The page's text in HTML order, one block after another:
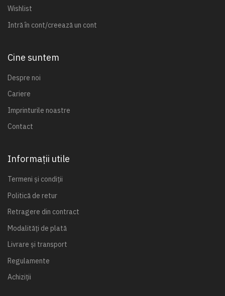
Wishlist
Intră în cont/creează un cont
Cine suntem
Despre noi
Cariere
Imprinturile noastre
Contact
Informații utile
Termeni și condiții
Politică de retur
Retragere din contract
Modalități de plată
Livrare și transport
Regulamente
Achiziții